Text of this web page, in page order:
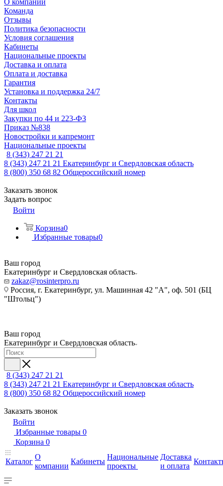
О компании
Команда
Отзывы
Политика безопасности
Условия соглашения
Кабинеты
Национальные проекты
Доставка и оплата
Оплата и доставка
Гарантия
Установка и поддержка 24/7
Контакты
Для школ
Закупки по 44 и 223-ФЗ
Приказ №838
Новостройки и капремонт
Национальные проекты
8 (343) 247 21 21
8 (343) 247 21 21 Екатеринбург и Свердловская область
8 (800) 350 68 82 Общероссийский номер
Заказать звонок
Задать вопрос
Войти
Корзина0
Избранные товары0
Ваш город
Екатеринбург и Свердловская область
zakaz@rosinterpro.ru
Россия, г. Екатеринбург, ул. Машинная 42 "А", оф. 501 (БЦ
"Штольц")
Ваш город
Екатеринбург и Свердловская область
8 (343) 247 21 21
8 (343) 247 21 21 Екатеринбург и Свердловская область
8 (800) 350 68 82 Общероссийский номер
Заказать звонок
Войти
Избранные товары 0
Корзина 0
Каталог
О
компании
Кабинеты
Национальные
проекты
Доставка
и оплата